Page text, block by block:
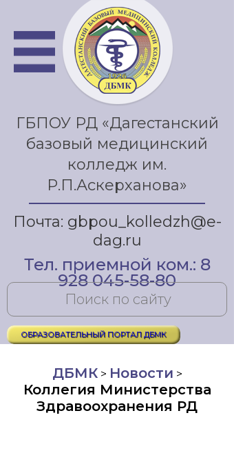
ГБПОУ РД «Дагестанский
базовый медицинский
колледж им.
Р.П.Аскерханова»
Почта: gbpou_kolledzh@e-
dag.ru
Тел. приемной ком.: 8
928 045-58-80
ОБРАЗОВАТЕЛЬНЫЙ ПОРТАЛ ДБМК
ДБМК> Новости >
Коллегия Министерства
Здравоохранения РД